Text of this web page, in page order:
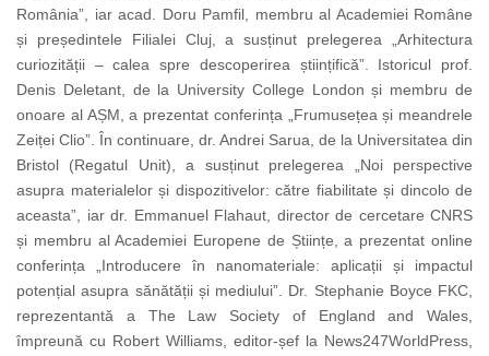
România”, iar acad. Doru Pamfil, membru al Academiei Române
și președintele Filialei Cluj, a susținut prelegerea „Arhitectura
curiozității – calea spre descoperirea științifică”. Istoricul prof.
Denis Deletant, de la University College London și membru de
onoare al AȘM, a prezentat conferința „Frumusețea și meandrele
Zeiței Clio”. În continuare, dr. Andrei Sarua, de la Universitatea din
Bristol (Regatul Unit), a susținut prelegerea „Noi perspective
asupra materialelor și dispozitivelor: către fiabilitate și dincolo de
aceasta”, iar dr. Emmanuel Flahaut, director de cercetare CNRS
și membru al Academiei Europene de Științe, a prezentat online
conferința „Introducere în nanomateriale: aplicații și impactul
potențial asupra sănătății și mediului”. Dr. Stephanie Boyce FKC,
reprezentantă a The Law Society of England and Wales,
împreună cu Robert Williams, editor-șef la News247WorldPress,